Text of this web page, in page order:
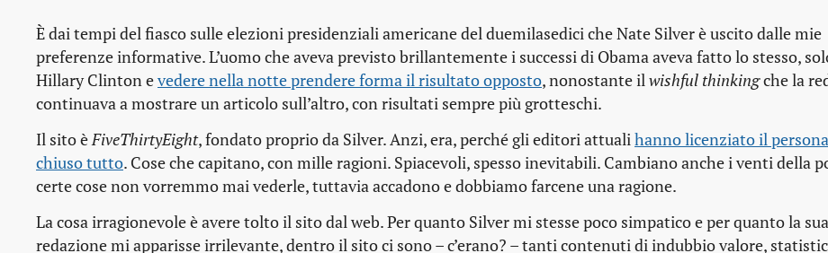
È dai tempi del fiasco sulle elezioni presidenziali americane del duemilasedici che Nate Silver è uscito dalle mie
preferenze informative. L’uomo che aveva previsto brillantemente i successi di Obama aveva fatto lo stesso,
Hillary Clinton evedere nella notte prendere forma il risultato opposto, nonostante ilwishful thinkingche la
continuava a mostrare un articolo sull’altro, con risultati sempre più grotteschi.
Il sito èFiveThirtyEight, fondato proprio da Silver. Anzi, era, perché gli editori attualihanno licenziato il
chiuso tutto. Cose che capitano, con mille ragioni. Spiacevoli, spesso inevitabili. Cambiano anche i venti della
certe cose non vorremmo mai vederle, tuttavia accadono e dobbiamo farcene una ragione.
La cosa irragionevole è avere tolto il sito dal web. Per quanto Silver mi stesse poco simpatico e per quanto la sua
redazione mi apparisse irrilevante, dentro il sito ci sono – c’erano? – tanti contenuti di indubbio valore,